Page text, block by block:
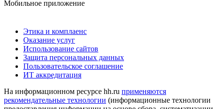
Мобильное приложение
Этика и комплаенс
Оказание услуг
Использование сайтов
Защита персональных данных
Пользовательское соглашение
ИТ аккредитация
На информационном ресурсе hh.ru применяются
рекомендательные технологии (информационные технологии